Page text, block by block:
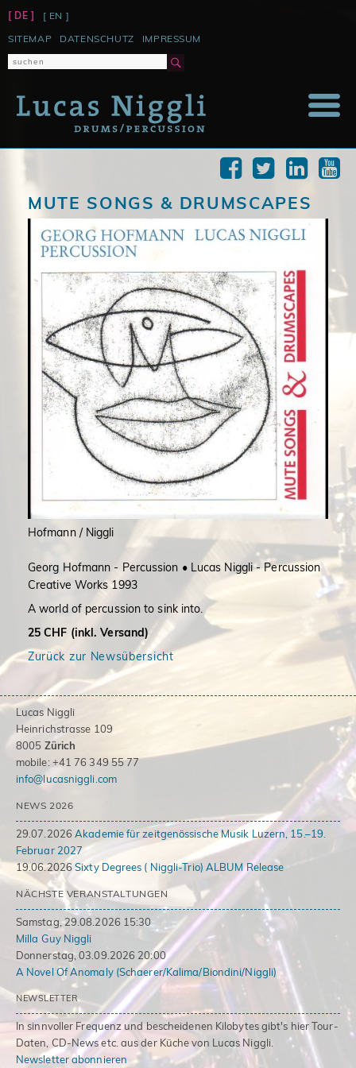
[ DE ]
[ EN ]
NAVIGATION
ÜBERSPRINGEN
SITEMAP DATENSCHUTZ IMPRESSUM
MUTE SONGS & DRUMSCAPES
Hofmann / Niggli
Georg Hofmann - Percussion • Lucas Niggli - Percussion
Creative Works 1993
A world of percussion to sink into.
25 CHF (inkl. Versand)
Zurück zur Newsübersicht
Lucas Niggli
Heinrichstrasse 109
8005 Zürich
mobile: +41 76 349 55 77
info@lucasniggli.com
NEWS 2026
29.07.2026 Akademie für zeitgenössische Musik Luzern, 15.–19.
Februar 2027
19.06.2026Sixty Degrees ( Niggli-Trio) ALBUM Release
NÄCHSTE VERANSTALTUNGEN
Samstag, 29.08.2026 15:30
Milla Guy Niggli
Donnerstag, 03.09.2026 20:00
A Novel Of Anomaly (Schaerer/Kalima/Biondini/Niggli)
NEWSLETTER
In sinnvoller Frequenz und bescheidenen Kilobytes gibt's hier Tour-
Daten, CD-News etc. aus der Küche von Lucas Niggli.
Newsletter abonnieren